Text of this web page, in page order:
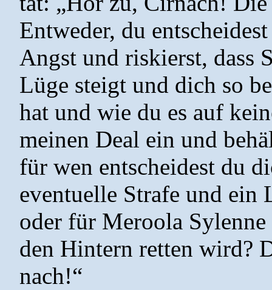
Entweder, du
Angst und riskierst, dass
Lüge steigt und dich so
hat und wie du es auf
meinen Deal ein und
für wen entscheidest du
eventuelle Strafe und ein
oder für Meroola
den Hintern retten wird?
nach!“